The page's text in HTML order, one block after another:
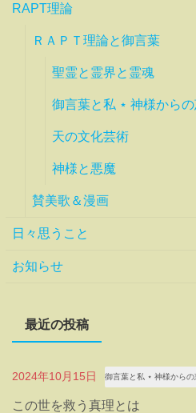
RAPT理論
ＲＡＰＴ理論と御言葉
聖霊と霊界と霊魂
御言葉と私 ⋆ 神様から
天の文化芸術
神様と悪魔
賛美歌＆漫画
日々思うこと
お知らせ
最近の投稿
2024年10月15日 御言葉と私 ⋆ 神様からの
この世を救う真理とは